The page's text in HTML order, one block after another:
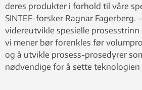
deres produkter i forhold til våre
SINTEF-forsker Ragnar Fagerberg.
videreutvikle spesielle
vi mener bør forenkles før
og å utvikle prosess-prosedyrer
nødvendige for å sette